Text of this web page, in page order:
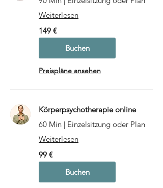
Weiterlesen
149
Euro
149 €
Buchen
Preispläne ansehen
Körperpsychotherapie online
60 Min | Einzelsitzung oder Plan
Weiterlesen
99
Euro
99 €
Buchen